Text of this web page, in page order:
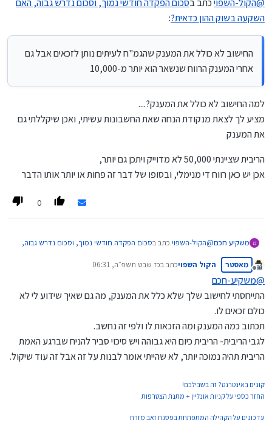
@הקול-השפויכתב בסכום הפקדה חודשי נמוך, וסכום נדרש גבוה, האם
השקעה בשוק ההון כדאית?:
החישוב לא כולל את המענק שהגמ"ח לעיתים נותן לזכאים אבל גם
אחרי המענק הרווח שנשאר הוא יותר מ-10,000
למה החישוב לא כולל את המענק?....
מציע לך לצאת מנקודת הנחה שאת החשבונות עשיתי, ואכן שיקללתי גם
את המענק
הריבית שציינתי 50,000 לא מדוייק ויתכן גם יותר,
אכן יש כאן רווח די מנימלי, ובסופו של דבר זה פחות או יותר אותו הדבר
0
מ משקיע חכם@הקול-השפוי כתב בסכום הפקדה חודשי נמוך, וסכום נדרש גבוה,
האם השקעה בשוק ההון כדאית?:
החישוב לא כולל את המענק שהגמ"ח לעיתים נותן לזכאים
למה החישוב לא כולל את המענק?....
מציע לך לצאת מנקודת הנחה שאת החשבונות עשיתי, ואכן שיקללתי
אכן יש כאן רווח די מנימלי, ובסופו של דבר זה פחות או יותר אותו
מנותק
מאסטר הקול השפויכתב בכז שבט תשפ״ה, 06:31
נערך לאחרונה על ידי
@משקיע-חכם
התייחסתי לחישוב שלך שלא כלל את המענק, מה גם שאיך שידוע לי לא
כולם זכאים לו.
תכתוב כמה המענק ומה הזכאות לו ולפי זה נחשב.
לגבי הריבית- הריבית כיום היא גבוהה ויש סיכוי סביר להניח שברגע האמת
הריבית תהיה נמוכה יותר, לא שהייתי אומר לבנות על זה אבל זה עוד שיקול.
קונים באינטרנט? זה בשבילכם!
החזר כספי על קניות אונליין + מתנת הצטרפות
עדכונים על הקהילה המתפתחת בפסגת זאב מזרח